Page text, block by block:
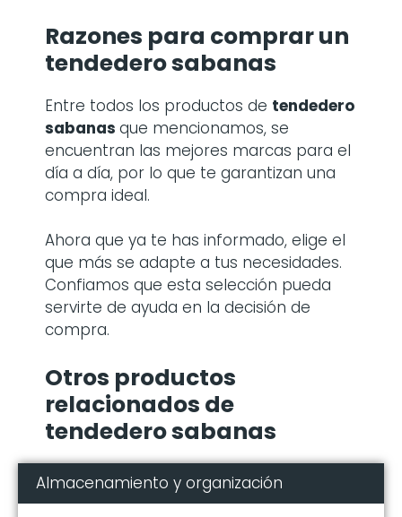
Razones para comprarun
tendedero sabanas
Entre todos los productos de tendedero
sabanas que mencionamos, se
encuentran las mejores marcas para el
día a día, por lo que te garantizan una
compra ideal.
Ahora que ya te has informado, elige el
que más se adapte a tus necesidades.
Confiamos que esta selección pueda
servirte de ayuda en la decisión de
compra.
Otros productos
relacionados de
tendedero sabanas
Almacenamiento y organización